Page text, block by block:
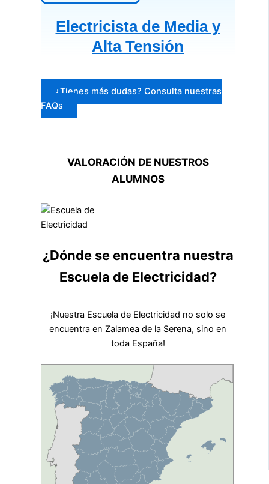
Electricista de Media y
Alta Tensión
¿Tienes más dudas? Consulta nuestras
FAQs
VALORACIÓN DE NUESTROS
ALUMNOS
¿Dónde se encuentra nuestra
Escuela de Electricidad?
¡Nuestra Escuela de Electricidad no solo se
encuentra en Zalamea de la Serena, sino en
toda España!